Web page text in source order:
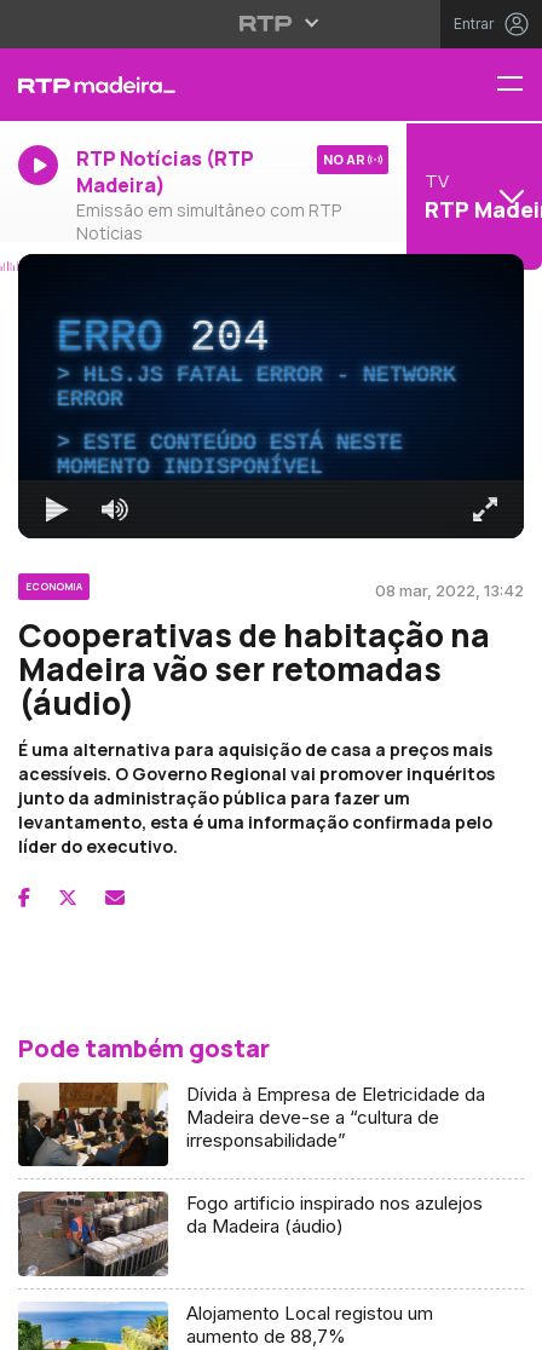
Entrar
RTP Notícias (RTP
Madeira)
Emissão em simultâneo com RTP
Notícias
NO AR
TV
RTP
ERRO204
HLS.JS FATAL ERROR - NETWORK
ERROR
ESTE CONTEÚDO ESTÁ NESTE
MOMENTO INDISPONÍVEL
ECONOMIA 08 mar, 2022, 13:42
Cooperativas de habitação na
Madeira vão ser retomadas
(áudio)
É uma alternativa para aquisição de casa a preços mais
acessíveis. O Governo Regional vai promover inquéritos
junto da administração pública para fazer um
levantamento, esta é uma informação confirmada pelo
líder do executivo.
Pode também gostar
Dívida à Empresa de Eletricidade da
Madeira deve-se a “cultura de
irresponsabilidade”
Fogo artificio inspirado nos azulejos
da Madeira (áudio)
Alojamento Local registou um
aumento de 88,7%